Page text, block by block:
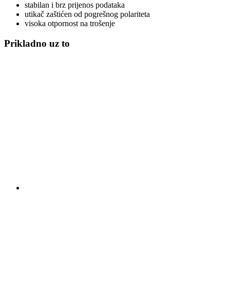
stabilan i brz prijenos podataka
utikač zaštićen od pogrešnog polariteta
visoka otpornost na trošenje
Prikladno uz to